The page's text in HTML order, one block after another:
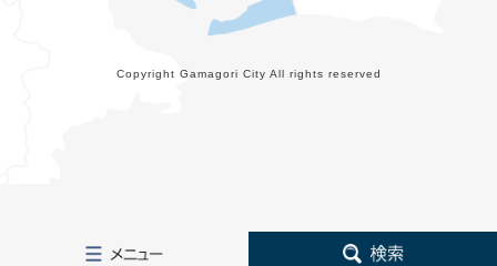
Copyright Gamagori City All rights reserved